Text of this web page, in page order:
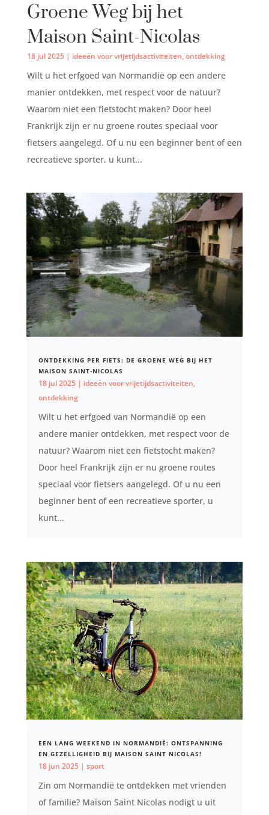
Groene Weg bij het
Maison Saint-Nicolas
18 jul 2025| ideeën voor vrijetijdsactiviteiten,ontdekking
Wilt u het erfgoed van Normandië op een andere
manier ontdekken, met respect voor de natuur?
Waarom niet een fietstocht maken? Door heel
Frankrijk zijn er nu groene routes speciaal voor
fietsers aangelegd. Of u nu een beginner bent of een
recreatieve sporter, u kunt...
ONTDEKKING PER FIETS: DE GROENE WEG BIJ HET
MAISON SAINT-NICOLAS
18 jul 2025| ideeën voor vrijetijdsactiviteiten,
ontdekking
Wilt u het erfgoed van Normandië op een
andere manier ontdekken, met respect voor de
natuur? Waarom niet een fietstocht maken?
Door heel Frankrijk zijn er nu groene routes
speciaal voor fietsers aangelegd. Of u nu een
beginner bent of een recreatieve sporter, u
kunt...
EEN LANG WEEKEND IN NORMANDIË: ONTSPANNING
EN GEZELLIGHEID BIJ MAISON SAINT NICOLAS!
18 jun 2025| sport
Zin om Normandië te ontdekken met vrienden
of familie? Maison Saint Nicolas nodigt u uit